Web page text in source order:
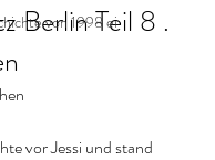
von 1998 ei
Berlin Teil 8 .